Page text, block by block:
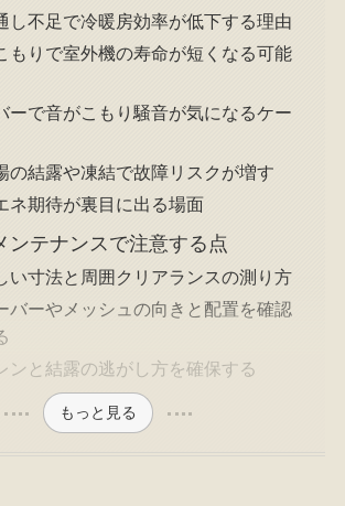
し不足で冷暖房効率が低下する理由
もりで室外機の寿命が短くなる可能
ーで音がこもり騒音が気になるケー
の結露や凍結で故障リスクが増す
ネ期待が裏目に出る場面
ンテナンスで注意する点
い寸法と周囲クリアランスの測り方
バーやメッシュの向きと配置を確認
ンと結露の逃がし方を確保する
もっと見る